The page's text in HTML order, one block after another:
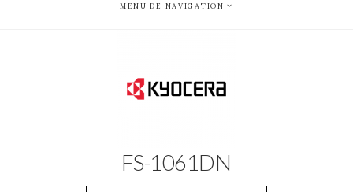
MENU DE NAVIGATION
FS-1061DN